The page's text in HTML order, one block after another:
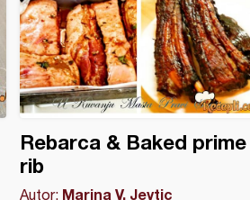
Rebarca & Baked prime
rib
Autor: Marina V. Jevtic